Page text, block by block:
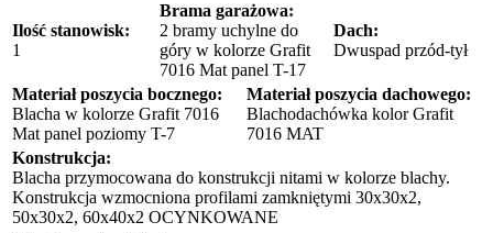
Ilość stanowisk:
1
Brama garażowa:
2 bramy uchylne do
góry w kolorze Grafit
7016 Mat panel T-17
Dach:
Dwuspad przód-tył
Materiał poszycia bocznego:
Blacha w kolorze Grafit 7016
Mat panel poziomy T-7
Materiał poszycia dachowego:
Blachodachówka kolor Grafit
7016 MAT
Konstrukcja:
Blacha przymocowana do konstrukcji nitami w kolorze blachy.
Konstrukcja wzmocniona profilami zamkniętymi 30x30x2,
50x30x2, 60x40x2 OCYNKOWANE